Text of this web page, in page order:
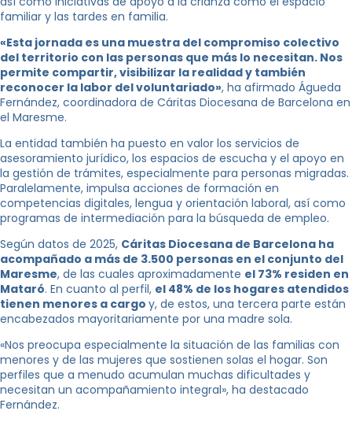
familiar y las tardes en familia.
«Esta jornada es una muestra del compromiso colectivo
del territorio con las personas que más lo necesitan. Nos
permite compartir, visibilizar la realidad y también
reconocer la labor del voluntariado», ha afirmado Águeda
Fernández, coordinadora de Cáritas Diocesana de Barcelona en
el Maresme.
La entidad también ha puesto en valor los servicios de
asesoramiento jurídico, los espacios de escucha y el apoyo en
la gestión de trámites, especialmente para personas migradas.
Paralelamente, impulsa acciones de formación en
competencias digitales, lengua y orientación laboral, así como
programas de intermediación para la búsqueda de empleo.
Según datos de 2025, Cáritas Diocesana de Barcelona ha
acompañado a más de 3.500 personas en el conjunto del
Maresme, de las cuales aproximadamente el 73% residen en
Mataró. En cuanto al perfil, el 48% de los hogares atendidos
tienen menores a cargo y, de estos, una tercera parte están
encabezados mayoritariamente por una madre sola.
«Nos preocupa especialmente la situación de las familias con
menores y de las mujeres que sostienen solas el hogar. Son
perfiles que a menudo acumulan muchas dificultades y
necesitan un acompañamiento integral», ha destacado
Fernández.